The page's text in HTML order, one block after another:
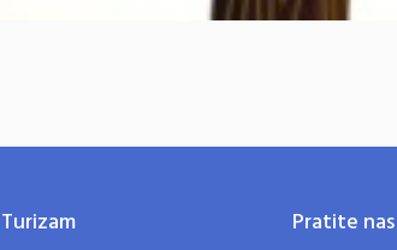
Turizam Pratite nas